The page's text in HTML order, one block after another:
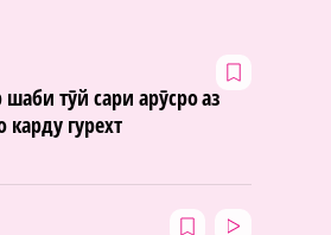
тӯй сари арӯсро аз
гурехт